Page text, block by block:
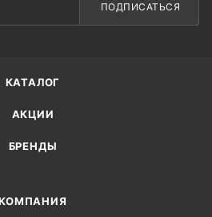
ПОДПИСАТЬСЯ
КАТАЛОГ
АКЦИИ
БРЕНДЫ